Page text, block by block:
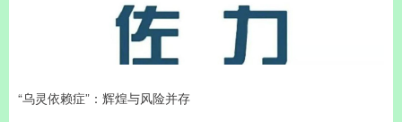
“乌灵依赖症”：辉煌与风险并存